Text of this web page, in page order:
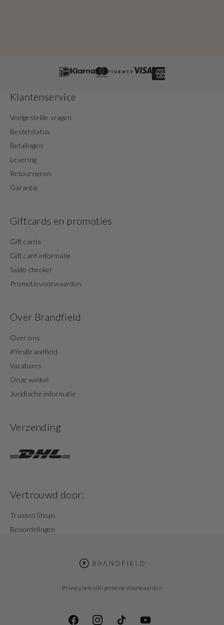
Klantenservice
Veelgestelde vragen
Bestelstatus
Betalingen
Levering
Retourneren
Garantie
Giftcards en promoties
Gift cards
Gift card informatie
Saldo checker
Promotievoorwaarden
Over Brandfield
Over ons
#YesBrandfield
Vacatures
Onze winkel
Juridische informatie
Verzending
Vertrouwd door:
Trusted Shops
Beoordelingen
PrivacybeleidAlgemene Voorwaarden
FacebookInstagramTikTok YouTube